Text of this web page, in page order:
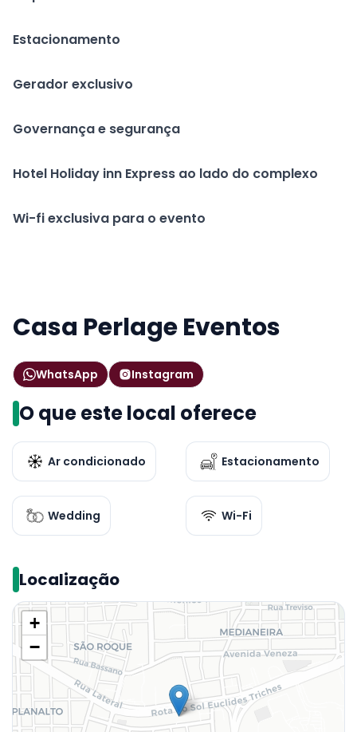
Estacionamento
Gerador exclusivo
Governança e segurança
Hotel Holiday inn Express ao lado do complexo
Wi-fi exclusiva para o evento
Casa Perlage Eventos
WhatsApp Instagram
O que este local oferece
Ar condicionado Estacionamento
Wedding Wi-Fi
Localização
+
−